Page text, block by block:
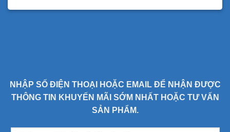
NHẬP SỐ ĐIỆN THOẠI HOẶC EMAIL ĐỂ NHẬN ĐƯỢC
THÔNG TIN KHUYẾN MÃI SỚM NHẤT HOẶC TƯ VẤN
SẢN PHẨM.